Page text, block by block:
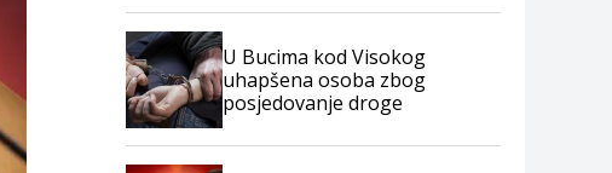
U Bucima kod Visokog
uhapšena osoba zbog
posjedovanje droge